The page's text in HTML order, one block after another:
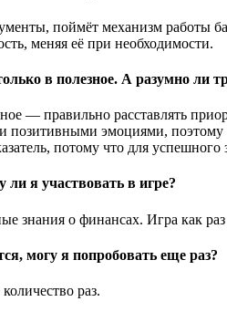
поймёт механизм работы
меняя её при необходимости.
в полезное. А разумно ли
— правильно расставлять
позитивными эмоциями,
потому что для
я участвовать в игре?
знания о финансах. Игра как
могу я попробовать еще раз?
раз.